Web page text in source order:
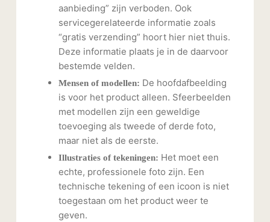
aanbieding” zijn verboden. Ook
servicegerelateerde informatie zoals
“gratis verzending” hoort hier niet thuis.
Deze informatie plaats je in de daarvoor
bestemde velden.
Mensen of modellen: De hoofdafbeelding
is voor het product alleen. Sfeerbeelden
met modellen zijn een geweldige
toevoeging als tweede of derde foto,
maar niet als de eerste.
Illustraties of tekeningen: Het moet een
echte, professionele foto zijn. Een
technische tekening of een icoon is niet
toegestaan om het product weer te
geven.